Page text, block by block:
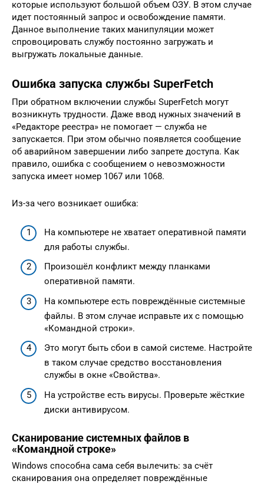
которые используют большой объем ОЗУ. В этом случае
идет постоянный запрос и освобождение памяти.
Данное выполнение таких манипуляции может
спровоцировать службу постоянно загружать и
выгружать локальные данные.
Ошибка запуска службы SuperFetch
При обратном включении службы SuperFetch могут
возникнуть трудности. Даже ввод нужных значений в
«Редакторе реестра» не помогает — служба не
запускается. При этом обычно появляется сообщение
об аварийном завершении либо запрете доступа. Как
правило, ошибка с сообщением о невозможности
запуска имеет номер 1067 или 1068.
Из-за чего возникает ошибка:
На компьютере не хватает оперативной памяти
для работы службы.
Произошёл конфликт между планками
оперативной памяти.
На компьютере есть повреждённые системные
файлы. В этом случае исправьте их с помощью
«Командной строки».
Это могут быть сбои в самой системе. Настройте
в таком случае средство восстановления
службы в окне «Свойства».
На устройстве есть вирусы. Проверьте жёсткие
диски антивирусом.
Сканирование системных файлов в
«Командной строке»
Windows способна сама себя вылечить: за счёт
сканирования она определяет повреждённые